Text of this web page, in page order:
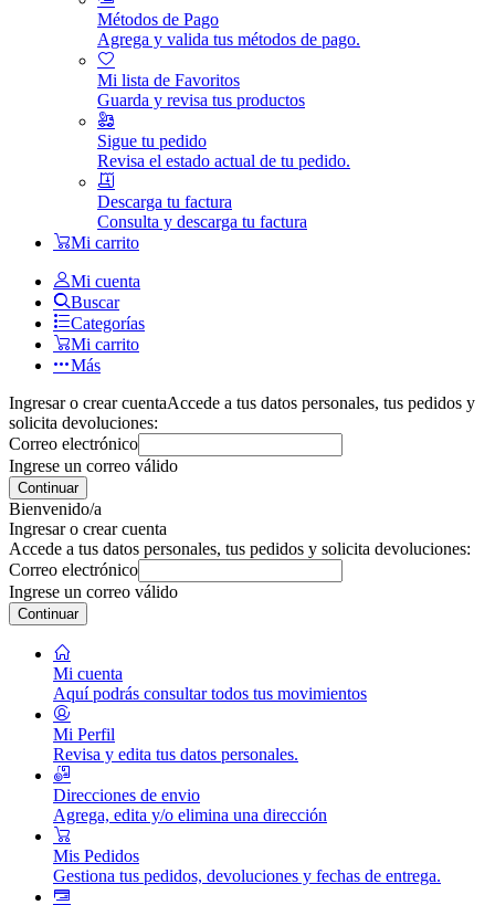
Métodos de Pago
Agrega y valida tus métodos de pago.
Mi lista de Favoritos
Guarda y revisa tus productos
Sigue tu pedido
Revisa el estado actual de tu pedido.
Descarga tu factura
Consulta y descarga tu factura
Mi carrito
Mi cuenta
Buscar
Categorías
Mi carrito
Más
Ingresar o crear cuentaAccede a tus datos personales, tus pedidos y
solicita devoluciones:
Correo electrónico
Ingrese un correo válido
Continuar
Bienvenido/a
Ingresar o crear cuenta
Accede a tus datos personales, tus pedidos y solicita devoluciones:
Correo electrónico
Ingrese un correo válido
Continuar
Mi cuenta
Aquí podrás consultar todos tus movimientos
Mi Perfil
Revisa y edita tus datos personales.
Direcciones de envio
Agrega, edita y/o elimina una dirección
Mis Pedidos
Gestiona tus pedidos, devoluciones y fechas de entrega.